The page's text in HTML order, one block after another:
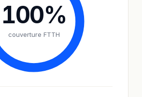
100%
couverture FTTH